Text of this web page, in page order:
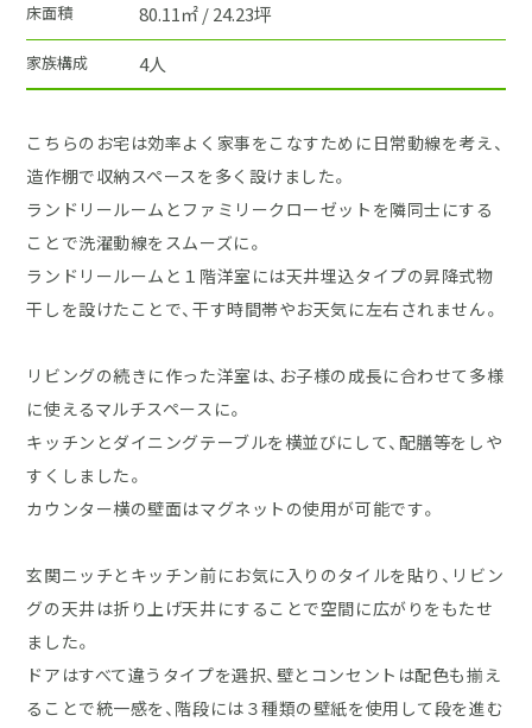
床面積 80.11㎡ / 24.23坪
家族構成 4人
こちらのお宅は効率よく家事をこなすために日常動線を考え、
造作棚で収納スペースを多く設けました。
ランドリールームとファミリークローゼットを隣同士にする
ことで洗濯動線をスムーズに。
ランドリールームと１階洋室には天井埋込タイプの昇降式物
干しを設けたことで、干す時間帯やお天気に左右されません。
リビングの続きに作った洋室は、お子様の成長に合わせて多様
に使えるマルチスペースに。
キッチンとダイニングテーブルを横並びにして、配膳等をしや
すくしました。
カウンター横の壁面はマグネットの使用が可能です。
玄関ニッチとキッチン前にお気に入りのタイルを貼り、リビン
グの天井は折り上げ天井にすることで空間に広がりをもたせ
ました。
ドアはすべて違うタイプを選択、壁とコンセントは配色も揃え
ることで統一感を、階段には３種類の壁紙を使用して段を進む